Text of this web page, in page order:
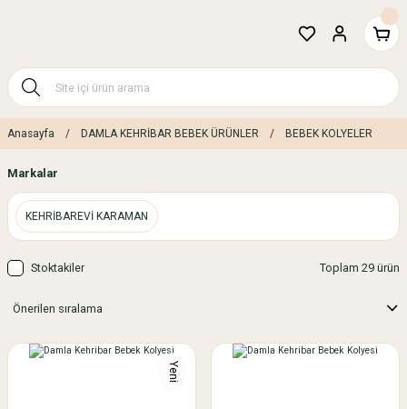
Anasayfa DAMLA KEHRİBAR BEBEK ÜRÜNLER BEBEK KOLYELER
Markalar
KEHRİBAREVİ KARAMAN
Stoktakiler Toplam 29 ürün
Yeni